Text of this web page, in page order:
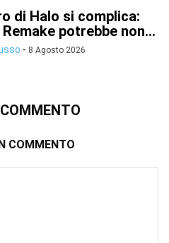
di Halo si complica:
potrebbe non...
- 8 Agosto 2026
COMMENTO